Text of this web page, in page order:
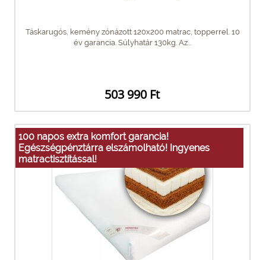
Táskarugós, kemény zónázott 120x200 matrac, topperrel. 10
év garancia. Súlyhatár 130kg. Az...
503 990 Ft
100 napos extra komfort garancia!
Egészségpénztárra elszámolható! Ingyenes
matractisztítással!